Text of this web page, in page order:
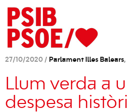
27/10/2020 / Parlament Illes Balears,
Llum verda a
despesa